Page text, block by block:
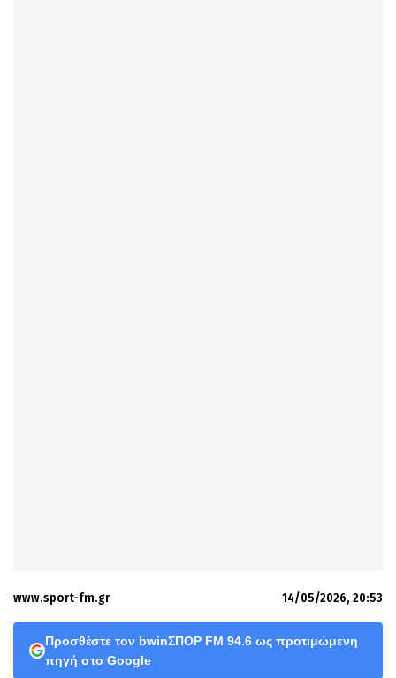
www.sport-fm.gr 14/05/2026, 20:53
Προσθέστε τον bwinΣΠΟΡ FM 94.6 ως προτιμώμενη
πηγή στο Google